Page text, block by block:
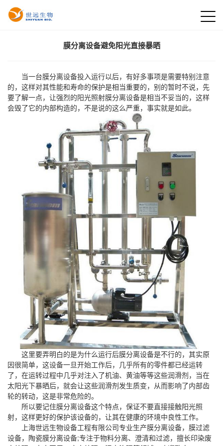
膜分离设备避免阳光直接暴晒
当一台膜分离设备投入运行以后，有好多事项是需要特别注意
的，这样对其性能和寿命的保护是相当重要的，别的暂时不说，先
要了解一点，让强烈的阳光照射膜分离设备是相当不妥当的，这样
会毁了它的内部构造的，不是说的这么严重，事实就是如此。
这里要弄明白的是为什么运行后膜分离设备是不行的，其实原
因很简单，这设备一旦开始工作后，几乎所有的零件都已经运转
了，在运转过程中几乎对注入了机油、黄油等等这些润滑剂，当在
太阳光下暴晒后，就会让这些润滑剂发生质变，从而影响了内部齿
轮的转动，这是非常危险的。
所以要记住膜分离设备这个特点，保证不要直接接触阳光照
射，这样更好的保护该设备的，让其在健康的环境中良性工作。
上海世远生物设备工程有限公司专业生产膜分离设备， 膜过滤
设备，陶瓷膜分离设备;专注于物料分离、澄清和过滤，擅长印染废